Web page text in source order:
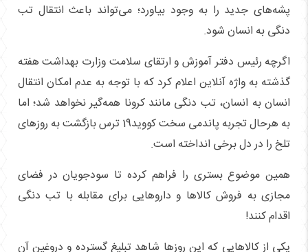
پشه‌های جدید را به وجود بیاورد؛ می‌تواند باعث انتقال تب
دنگی به انسان شود.
اگرچه رئیس دفتر آموزش و ارتقای سلامت وزارت بهداشت هفته
گذشته به واژه آنلاین اعلام کرد که با توجه به عدم امکان انتقال
انسان به انسان، تب دنگی مانند کرونا همه‌گیر نخواهد شد؛ اما
به هرحال تجربه پاندمی سخت کووید19 ترس بازگشت به روزهای
تلخ را در دل برخی انداخته است.
همین موضوع بستری را فراهم کرده تا سودجویان در فضای
مجازی به فروش کالاها و داروهایی برای مقابله با تب دنگی
اقدام کنند!
یکی از کالاهایی که این روزها شاهد تبلیغ گسترده و دروغین آن